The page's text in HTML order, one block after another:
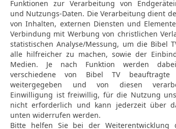
24
Als
Juden,
25 wie er
nennen,
Geliebte war.
26 Und es
wurde: Ihr
lebendigen
Jesaja